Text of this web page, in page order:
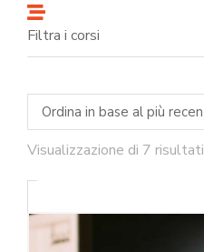
Filtra i corsi
Visualizzazione di 7 risultati